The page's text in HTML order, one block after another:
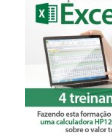
...
Leia mais